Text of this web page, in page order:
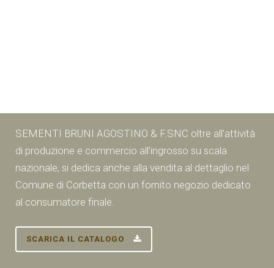
SEMENTI BRUNI AGOSTINO & F.SNC oltre all’attività
di produzione e commercio all’ingrosso su scala
nazionale, si dedica anche alla vendita al dettaglio nel
Comune di Corbetta con un fornito negozio dedicato
al consumatore finale.
SCARICA IL CATALOGO